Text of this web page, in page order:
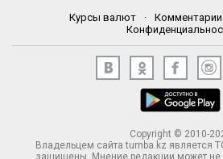
Курсы валют · Комментарии
Copyright © 2010-
Владельцем сайта tumba.kz является